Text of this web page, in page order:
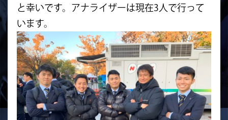
と幸いです。アナライザーは現在3人で行って
います。